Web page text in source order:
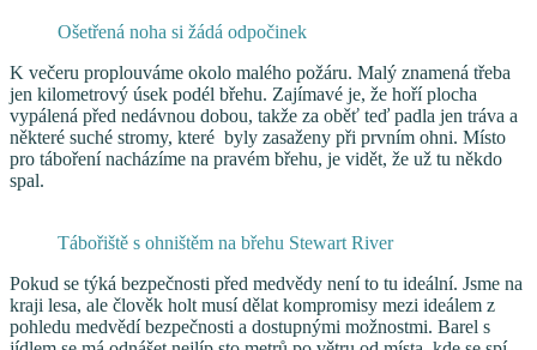
Ošetřená noha si žádá odpočinek
K večeru proplouváme okolo malého požáru. Malý znamená třeba
jen kilometrový úsek podél břehu. Zajímavé je, že hoří plocha
vypálená před nedávnou dobou, takže za oběť teď padla jen tráva a
některé suché stromy, které byly zasaženy při prvním ohni. Místo
pro táboření nacházíme na pravém břehu, je vidět, že už tu někdo
spal.
Tábořiště s ohništěm na břehu Stewart River
Pokud se týká bezpečnosti před medvědy není to tu ideální. Jsme na
kraji lesa, ale člověk holt musí dělat kompromisy mezi ideálem z
pohledu medvědí bezpečnosti a dostupnými možnostmi. Barel s